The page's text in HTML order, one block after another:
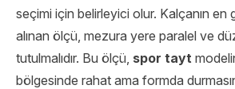
seçimi için belirleyici olur. Kalçanın en
alınan ölçü, mezura yere paralel ve
tutulmalıdır. Bu ölçü, spor tayt
bölgesinde rahat ama formda